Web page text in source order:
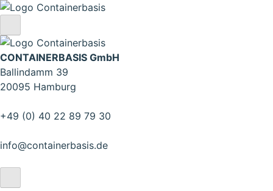
CONTAINERBASIS GmbH
Ballindamm 39
20095 Hamburg
+49 (0) 40 22 89 79 30
info@containerbasis.de